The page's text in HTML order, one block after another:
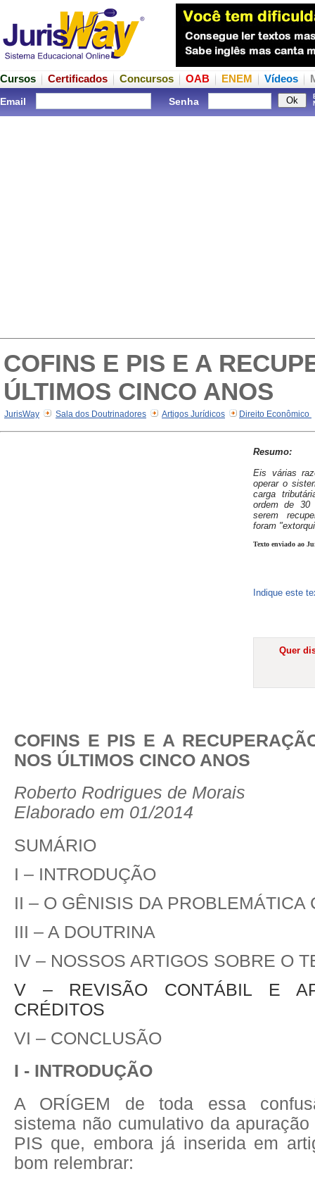
Cursos Certificados Concursos OAB ENEM Vídeos
Email Senha
COFINS E PIS E A
ÚLTIMOS CINCO ANOS
JurisWay Sala dos Doutrinadores Artigos Jurídicos Direito Econômico
Resumo:
Eis várias
operar o
carga
ordem de 30
serem
foram
Texto enviado ao
Indique este
Quer
COFINS E PIS E A
NOS ÚLTIMOS CINCO ANOS
Roberto Rodrigues de Morais
Elaborado em 01/2014
SUMÁRIO
I – INTRODUÇÃO
II – O GÊNISIS DA PROBLEMÁTICA
III – A DOUTRINA
IV – NOSSOS ARTIGOS SOBRE O
V – REVISÃO CONTÁBIL E
CRÉDITOS
VI – CONCLUSÃO
I - INTRODUÇÃO
A ORÍGEM de toda essa
sistema não cumulativo da
PIS que, embora já inserida em
bom relembrar: